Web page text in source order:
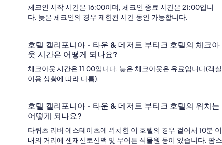
체크인 시작 시간은 16:00이며, 체크인 종료 시간은 21:00입니
다. 늦은 체크인의 경우 제한된 시간 동안 가능합니다.
호텔 캘리포니아 - 타운 & 데저트 부티크 호텔의 체크아
웃 시간은 어떻게 되나요?
체크아웃 시간은 11:00입니다. 늦은 체크아웃은 유료입니다(객실
이용 상황에 따라 다름).
호텔 캘리포니아 - 타운 & 데저트 부티크 호텔의 위치는
어떻게 되나요?
타퀴츠 리버 에스테이츠에 위치한 이 호텔의 경우 걸어서 10분 이
내의 거리에 샌재신토산맥 및 무어튼 식물원 등이 있습니다. 팜스